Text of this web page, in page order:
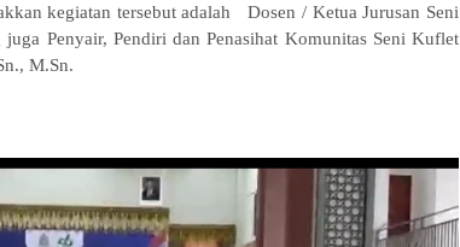
kegiatan tersebut adalah Dosen / Ketua Jurusan Seni
Penyair, Pendiri dan Penasihat Komunitas Seni Kuflet
M.Sn.